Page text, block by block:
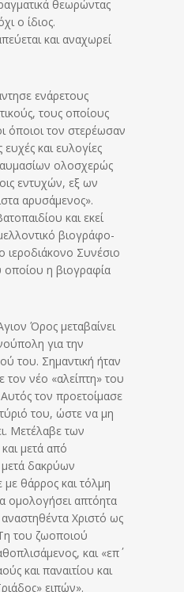
θεωρώντας
ο ίδιος.
και αναχωρεί
ενάρετους
τους οποίους
όποιοι τον στερέωσαν
ευχές και ευλογίες
ολοσχερώς
εντυχών, εξ ων
αρυσάμενος».
και εκεί
βιογράφο-
Συνέσιο
οποίου η βιογραφία
Όρος μεταβαίνει
για την
του. Σημαντική ήταν
τον νέο «αλείπτη» του
τον προετοίμασε
του, ώστε να μη
Μετέλαβε των
μετά από
μετά δακρύων
θάρρος και τόλμη
ομολογήσει απτόητα
Χριστό ως
του ζωοποιού
και «επ΄
και παναιτίου και
ειπών».